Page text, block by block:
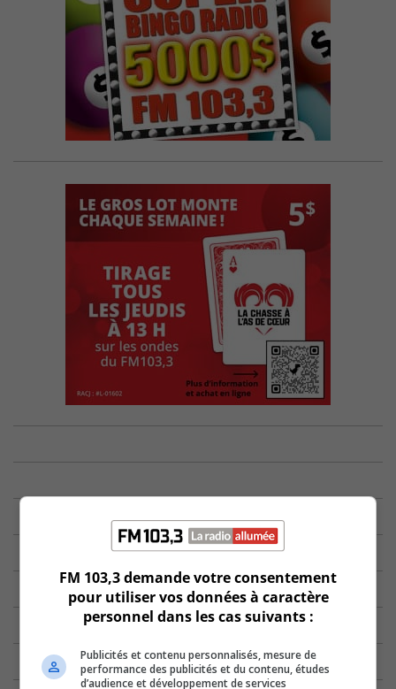
FM 103,3 demande votre consentement
pour utiliser vos données à caractère
personnel dans les cas suivants :
Publicités et contenu personnalisés, mesure de
performance des publicités et du contenu, études
d’audience et développement de services